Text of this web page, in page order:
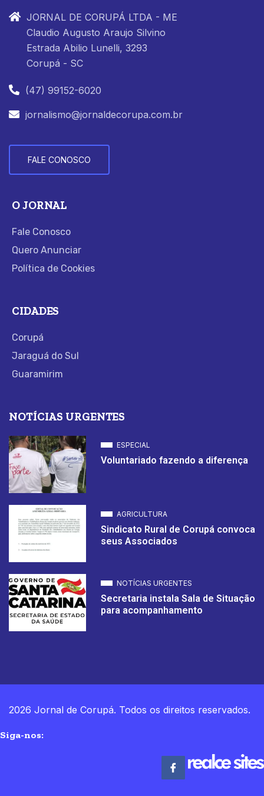
JORNAL DE CORUPÁ LTDA - ME
Claudio Augusto Araujo Silvino
Estrada Abilio Lunelli, 3293
Corupá - SC
(47) 99152-6020
jornalismo@jornaldecorupa.com.br
FALE CONOSCO
O JORNAL
Fale Conosco
Quero Anunciar
Política de Cookies
CIDADES
Corupá
Jaraguá do Sul
Guaramirim
NOTÍCIAS URGENTES
ESPECIAL
Voluntariado fazendo a diferença
AGRICULTURA
Sindicato Rural de Corupá convoca
seus Associados
NOTÍCIAS URGENTES
Secretaria instala Sala de Situação
para acompanhamento
2026 Jornal de Corupá. Todos os direitos reservados.
Siga-nos: